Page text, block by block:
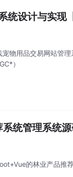
统设计与实现
物用品交易网站管理
）
统管理系统
的林业产品推